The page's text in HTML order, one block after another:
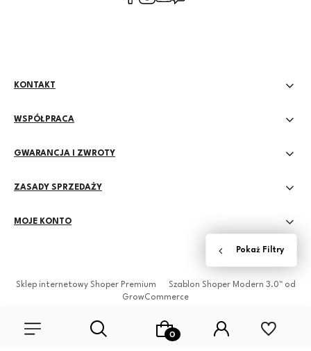
KONTAKT
WSPÓŁPRACA
GWARANCJA I ZWROTY
ZASADY SPRZEDAŻY
MOJE KONTO
Sklep internetowy Shoper Premium Szablon Shoper Modern 3.0™ od
GrowCommerce